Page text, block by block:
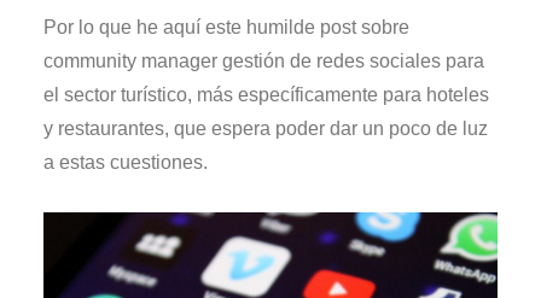
Por lo que he aquí este humilde post sobre
community manager gestión de redes sociales para
el sector turístico, más específicamente para hoteles
y restaurantes, que espera poder dar un poco de luz
a estas cuestiones.